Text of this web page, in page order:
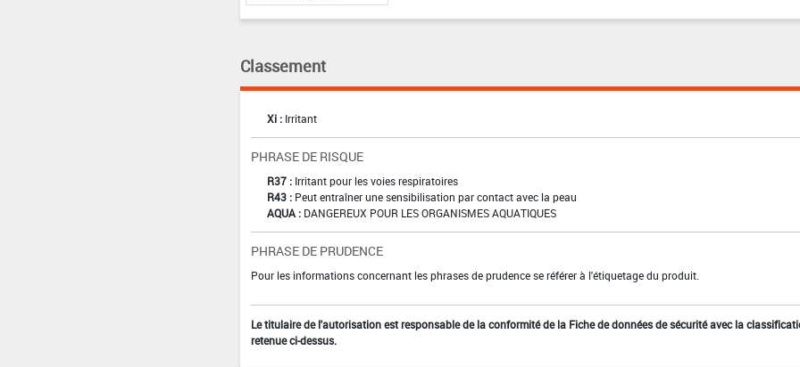
Classement
Xi : Irritant
PHRASE DE RISQUE
R37 : Irritant pour les voies respiratoires
R43 : Peut entraîner une sensibilisation par contact avec la peau
AQUA : DANGEREUX POUR LES ORGANISMES AQUATIQUES
PHRASE DE PRUDENCE
Pour les informations concernant les phrases de prudence se référer à l'étiquetage du produit.
Le titulaire de l'autorisation est responsable de la conformité de la Fiche de données de sécurité avec la
retenue ci-dessus.